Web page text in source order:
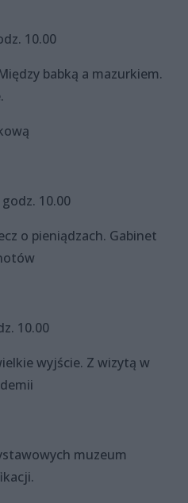
10.00
babką a mazurkiem.
10.00
o pieniądzach. Gabinet
10.00
wyjście. Z wizytą w
muzeum